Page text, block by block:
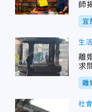
師
宜
生活
離
求
離
社會